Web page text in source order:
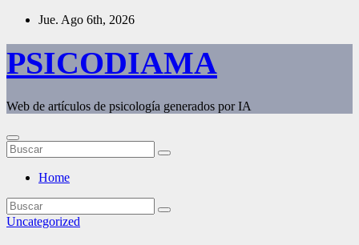
Saltar
contenido
Jue. Ago 6th, 2026
PSICODIAMA
Web de artículos de psicología generados por IA
Home
Uncategorized